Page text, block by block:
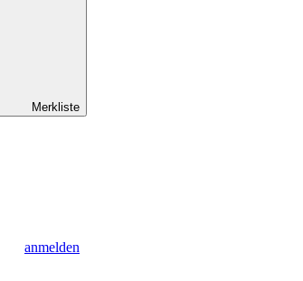
Merkliste
anmelden